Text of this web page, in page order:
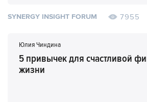
SYNERGY INSIGHT FORUM 7955
Юлия Чиндина
5 привычек для счастливой
жизни